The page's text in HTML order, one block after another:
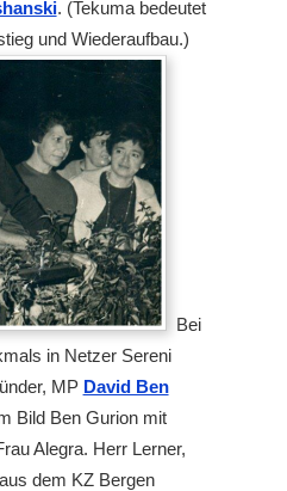
. (Tekuma bedeutet
und Wiederaufbau.)
Bei
in Netzer Sereni
MP David Ben
Bild Ben Gurion mit
Alegra. Herr Lerner,
dem KZ Bergen